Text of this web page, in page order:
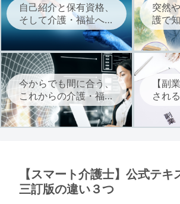
自己紹介と保有資格、
そして介護・福祉への
想いについて
突然
護で
介護
今からでも間に合う、
これからの介護・福祉
に必要なAIを学ぶ
【副
され
福祉
副
【スマート介護士】公式テキ
三訂版の違い３つ